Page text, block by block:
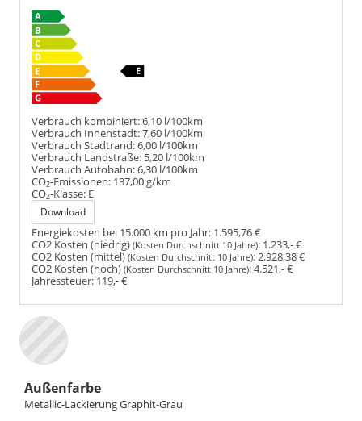
Verbrauch kombiniert:6,10 l/100km
Verbrauch Innenstadt:7,60 l/100km
Verbrauch Stadtrand:6,00 l/100km
Verbrauch Landstraße: 5,20 l/100km
Verbrauch Autobahn:6,30 l/100km
CO2-Emissionen: 137,00 g/km
CO2-Klasse: E
Download
Energiekosten bei 15.000 km pro Jahr: 1.595,76 €
CO2 Kosten (niedrig) (Kosten Durchschnitt 10 Jahre): 1.233,- €
CO2 Kosten (mittel) (Kosten Durchschnitt 10 Jahre):2.928,38 €
CO2 Kosten (hoch) (Kosten Durchschnitt 10 Jahre):4.521,- €
Jahressteuer: 119,- €
Außenfarbe
Metallic-Lackierung Graphit-Grau